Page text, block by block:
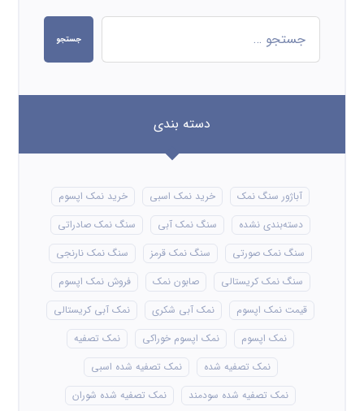
جستجو
دسته بندی
آباژور سنگ نمک خرید نمک اسبی
خرید نمک اپسوم
دسته‌بندی نشده
سنگ نمک آبی
سنگ نمک صادراتی
سنگ نمک صورتی
سنگ نمک قرمز
سنگ نمک نارنجی
سنگ نمک کریستالی
صابون نمک
فروش نمک اپسوم
قیمت نمک اپسوم
نمک آبی شکری
نمک آبی کریستالی
نمک اپسوم
نمک اپسوم خوراکی
نمک تصفیه
نمک تصفیه شده
نمک تصفیه شده اسبی
نمک تصفیه شده سودمند
نمک تصفیه شده شوران